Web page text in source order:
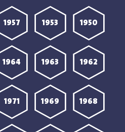
1950
1953
1957
1962
1963
1964
1968
1969
1971